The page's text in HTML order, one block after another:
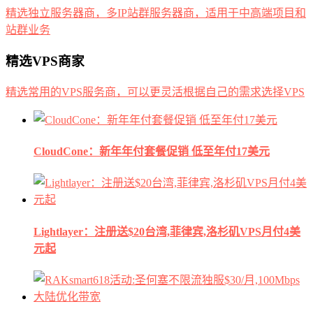
精选独立服务器商，多IP站群服务器商，适用于中高端项目和
站群业务
精选VPS商家
精选常用的VPS服务商，可以更灵活根据自己的需求选择VPS
CloudCone：新年年付套餐促销 低至年付17美元
Lightlayer：注册送$20台湾,菲律宾,洛杉矶VPS月付4美
元起